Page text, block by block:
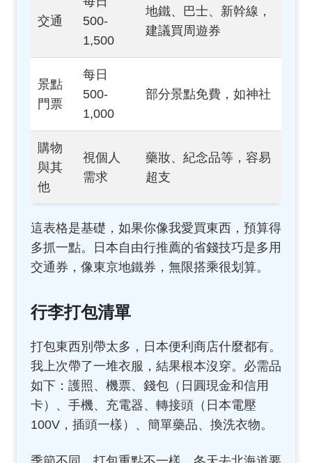
交通
500-
1,500
地鐵、巴士、新幹線，
建議買周遊券
景點
門票
每日
500-
1,000
部分景點免費，如神社
購物
與其
他
視個人
需求
藥妝、紀念品等，容易
超支
這表格是基礎，如果你像我愛買東西，預算得
多抓一點。日本自由行推薦的省錢技巧是多用
交通券，像東京地鐵券，無限搭乘很划算。
行李打包清單
打包東西別帶太多，日本便利商店什麼都有。
我上次帶了一堆衣服，結果根本沒穿。必需品
如下：護照、機票、錢包（日圓現金和信用
卡）、手機、充電器、轉接頭（日本電壓
100V，插頭一樣）、簡單藥品、換洗衣物。